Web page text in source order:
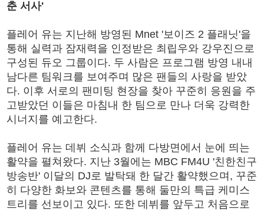
춘 서사'
플레어 유는 지난해 방영된 Mnet '보이즈 2 플래닛'을
통해 실력과 잠재력을 인정받은 최립우와 강우진으로
구성된 듀오 그룹이다. 두 사람은 프로그램 방영 내내
남다른 팀워크를 보여주며 많은 팬들의 사랑을 받았
다. 이후 서로의 팬미팅 현장을 찾아 꾸준히 응원을 주
고받았던 이들은 마침내 한 팀으로 만나 더욱 강력한
시너지를 예고한다.
플레어 유는 데뷔 소식과 함께 다방면에서 눈에 띄는
활약을 펼쳐왔다. 지난 3월에는 MBC FM4U '친한친구
방송반' 이달의 DJ로 발탁돼 한 달간 활약했으며, 꾸준
히 다양한 화보와 콘텐츠를 통해 둘만의 특급 케미스
트리를 선보이고 있다. 또한 데뷔를 앞두고 처음으로